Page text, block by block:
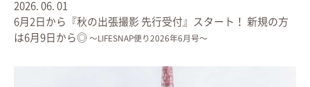
2026. 06. 01
6月2日から『秋の出張撮影 先行受付』スタート！ 新規の方
は6月9日から◎ 〜LIFESNAP便り2026年6月号〜